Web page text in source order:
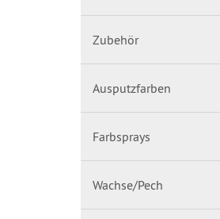
Zubehör
Ausputzfarben
Farbsprays
Wachse/Pech